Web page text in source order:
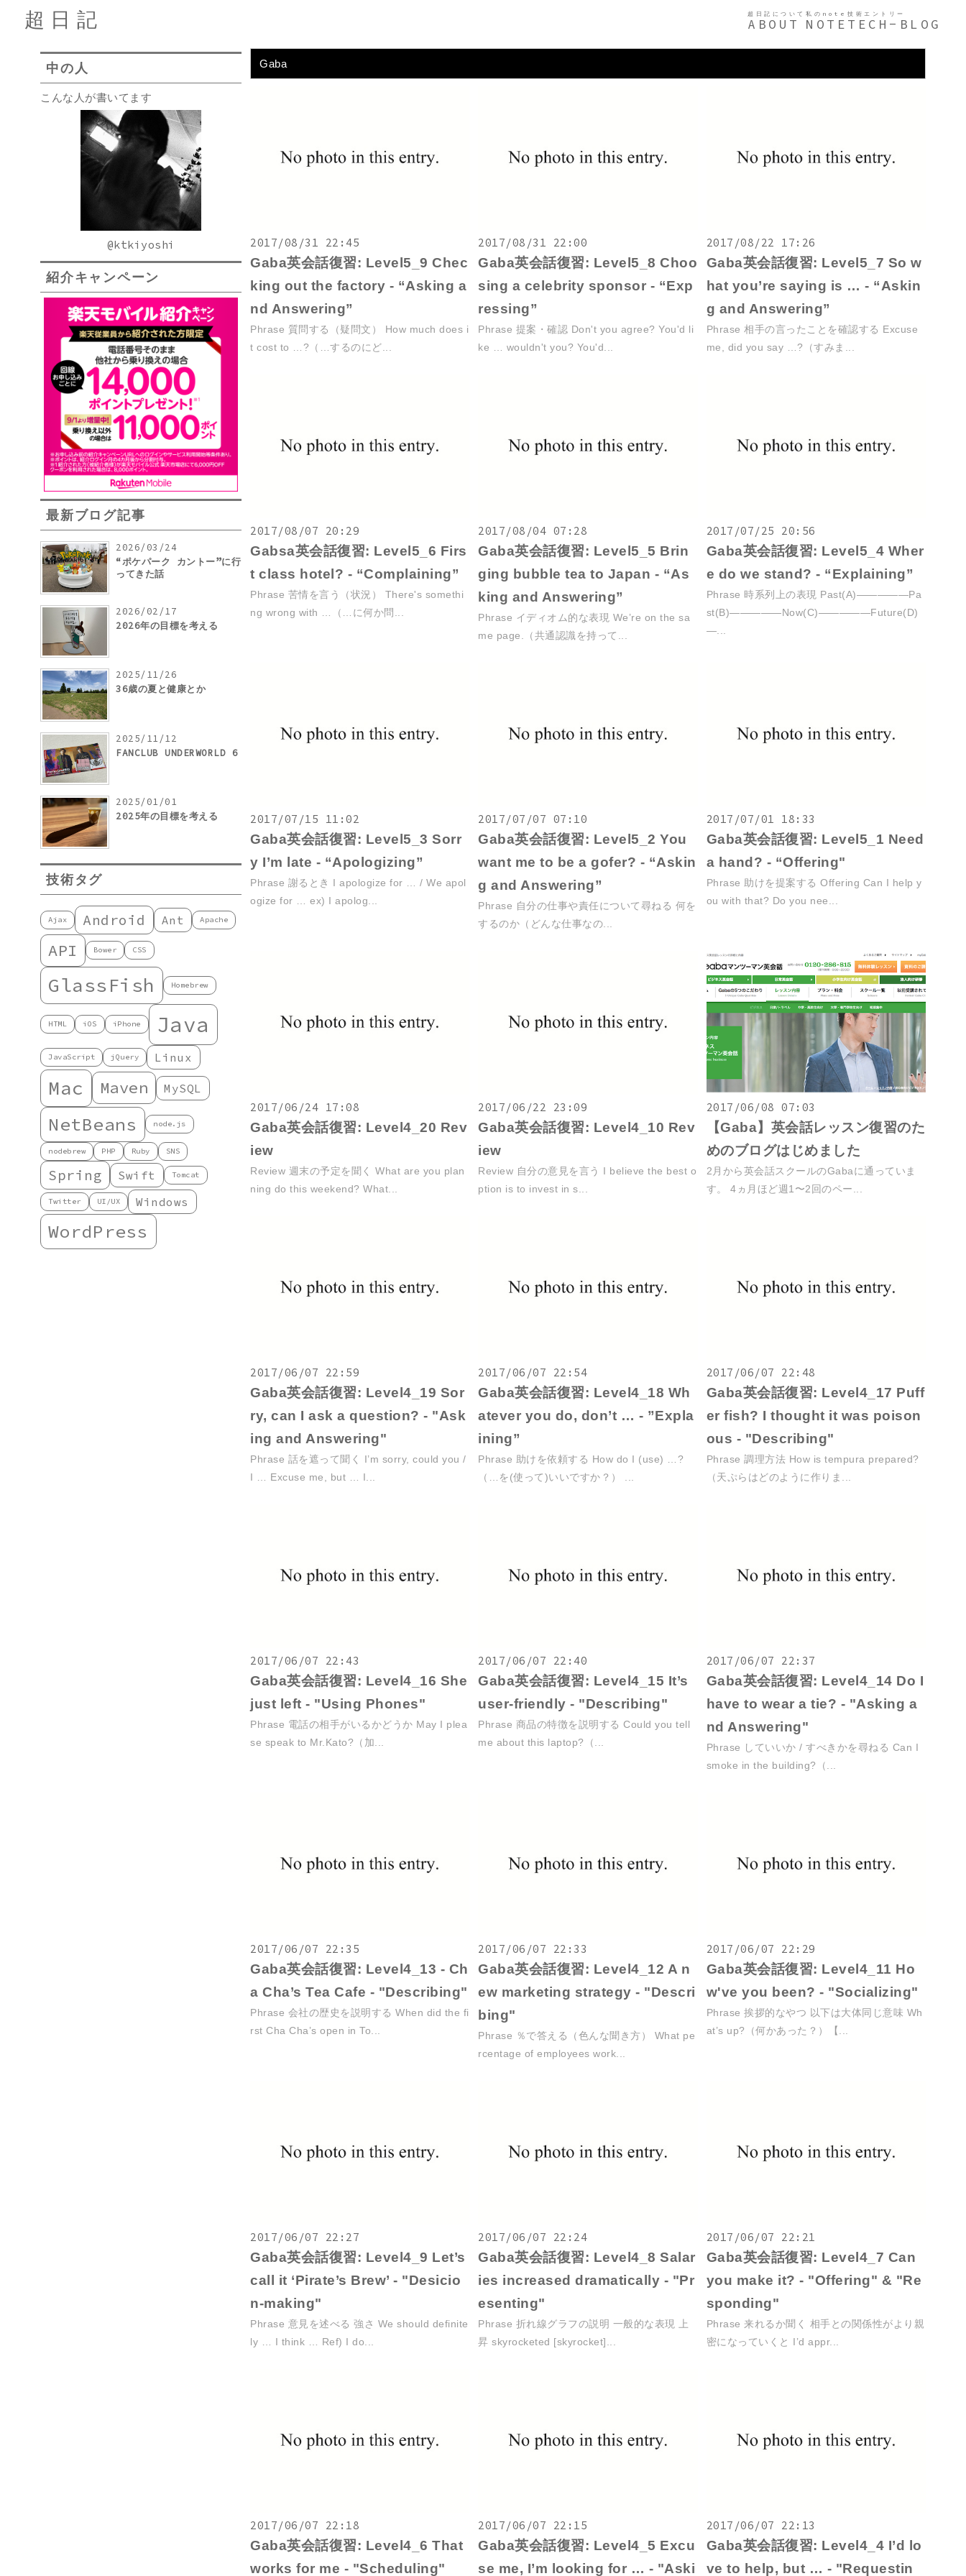
超日記 超日記について
ABOUT
私のnote
NOTE
技術エントリー
TECH-BLOG
中の人
こんな人が書いてます
@ktkiyoshi
紹介キャンペーン
最新ブログ記事
2026/03/24
“ポケパーク カントー”に行
ってきた話
2026/02/17
2026年の目標を考える
2025/11/26
36歳の夏と健康とか
2025/11/12
FANCLUB UNDERWORLD 6
2025/01/01
2025年の目標を考える
技術タグ
Ajax Android Ant Apache
API Bower CSS
GlassFish Homebrew
HTML iOS iPhone Java
JavaScript jQuery Linux
Mac Maven MySQL
NetBeans node.js
nodebrew PHP Ruby SNS
Spring Swift Tomcat
Twitter UI/UX Windows
WordPress
Gaba
2017/08/31 22:45
Gaba英会話復習: Level5_9 Chec
king out the factory - “Asking a
nd Answering”
Phrase 質問する（疑問文） How much does i
t cost to …?（…するのにど...
2017/08/31 22:00
Gaba英会話復習: Level5_8 Choo
sing a celebrity sponsor - “Exp
ressing”
Phrase 提案・確認 Don't you agree? You'd li
ke … wouldn't you? You'd...
2017/08/22 17:26
Gaba英会話復習: Level5_7 So w
hat you’re saying is … - “Askin
g and Answering”
Phrase 相手の言ったことを確認する Excuse
me, did you say …?（すみま...
2017/08/07 20:29
Gabsa英会話復習: Level5_6 Firs
t class hotel? - “Complaining”
Phrase 苦情を言う（状況） There's somethi
ng wrong with …（…に何か問...
2017/08/04 07:28
Gaba英会話復習: Level5_5 Brin
ging bubble tea to Japan - “As
king and Answering”
Phrase イディオム的な表現 We’re on the sa
me page.（共通認識を持って...
2017/07/25 20:56
Gaba英会話復習: Level5_4 Wher
e do we stand? - “Explaining”
Phrase 時系列上の表現 Past(A)—————Pa
st(B)—————Now(C)—————Future(D)
—...
2017/07/15 11:02
Gaba英会話復習: Level5_3 Sorr
y I’m late - “Apologizing”
Phrase 謝るとき I apologize for … / We apol
ogize for … ex) I apolog...
2017/07/07 07:10
Gaba英会話復習: Level5_2 You
want me to be a gofer? - “Askin
g and Answering”
Phrase 自分の仕事や責任について尋ねる 何を
するのか（どんな仕事なの...
2017/07/01 18:33
Gaba英会話復習: Level5_1 Need
a hand? - “Offering"
Phrase 助けを提案する Offering Can I help y
ou with that? Do you nee...
2017/06/24 17:08
Gaba英会話復習: Level4_20 Rev
iew
Review 週末の予定を聞く What are you plan
ning do this weekend? What...
2017/06/22 23:09
Gaba英会話復習: Level4_10 Rev
iew
Review 自分の意見を言う I believe the best o
ption is to invest in s...
2017/06/08 07:03
【Gaba】英会話レッスン復習のた
めのブログはじめました
2月から英会話スクールのGabaに通っていま
す。 4ヵ月ほど週1〜2回のペー...
2017/06/07 22:59
Gaba英会話復習: Level4_19 Sor
ry, can I ask a question? - "Ask
ing and Answering"
Phrase 話を遮って聞く I’m sorry, could you /
I … Excuse me, but … I...
2017/06/07 22:54
Gaba英会話復習: Level4_18 Wh
atever you do, don’t … - ”Expla
ining”
Phrase 助けを依頼する How do I (use) …?
（…を(使って)いいですか？） ...
2017/06/07 22:48
Gaba英会話復習: Level4_17 Puff
er fish? I thought it was poison
ous - "Describing"
Phrase 調理方法 How is tempura prepared?
（天ぷらはどのように作りま...
2017/06/07 22:43
Gaba英会話復習: Level4_16 She
just left - "Using Phones"
Phrase 電話の相手がいるかどうか May I plea
se speak to Mr.Kato?（加...
2017/06/07 22:40
Gaba英会話復習: Level4_15 It’s
user-friendly - "Describing"
Phrase 商品の特徴を説明する Could you tell
me about this laptop?（...
2017/06/07 22:37
Gaba英会話復習: Level4_14 Do I
have to wear a tie? - "Asking a
nd Answering"
Phrase していいか / すべきかを尋ねる Can I
smoke in the building?（...
2017/06/07 22:35
Gaba英会話復習: Level4_13 - Ch
a Cha’s Tea Cafe - "Describing"
Phrase 会社の歴史を説明する When did the fi
rst Cha Cha’s open in To...
2017/06/07 22:33
Gaba英会話復習: Level4_12 A n
ew marketing strategy - "Descri
bing"
Phrase ％で答える（色んな聞き方） What pe
rcentage of employees work...
2017/06/07 22:29
Gaba英会話復習: Level4_11 Ho
w've you been? - "Socializing"
Phrase 挨拶的なやつ 以下は大体同じ意味 Wh
at’s up?（何かあった？）【...
2017/06/07 22:27
Gaba英会話復習: Level4_9 Let’s
call it ‘Pirate’s Brew’ - "Desicio
n-making"
Phrase 意見を述べる 強さ We should definite
ly … I think … Ref) I do...
2017/06/07 22:24
Gaba英会話復習: Level4_8 Salar
ies increased dramatically - "Pr
esenting"
Phrase 折れ線グラフの説明 一般的な表現 上
昇 skyrocketed [skyrocket]...
2017/06/07 22:21
Gaba英会話復習: Level4_7 Can
you make it? - "Offering" & "Re
sponding"
Phrase 来れるか聞く 相手との関係性がより親
密になっていくと I’d appr...
2017/06/07 22:18
Gaba英会話復習: Level4_6 That
works for me - "Scheduling"
2017/06/07 22:15
Gaba英会話復習: Level4_5 Excu
se me, I’m looking for … - "Aski
2017/06/07 22:13
Gaba英会話復習: Level4_4 I’d lo
ve to help, but … - "Requestin